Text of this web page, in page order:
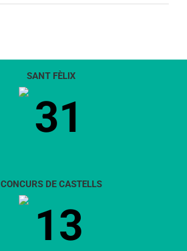
SANT FÈLIX
31
CONCURS DE CASTELLS
13